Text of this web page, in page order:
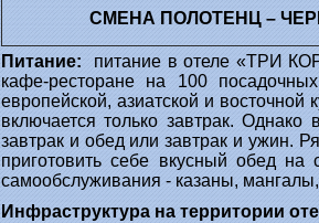
СМЕНА ПОЛОТЕНЦ –
Питание: питание в отеле «ТРИ
кафе-ресторане на 100
европейской, азиатской и
включается только завтрак.
завтрак и обед или завтрак и ужин.
приготовить себе вкусный обед
самообслуживания - казаны,
Инфраструктура на территории